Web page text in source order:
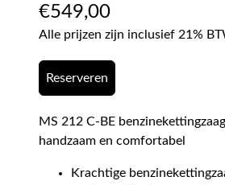
€549,00
Alle prijzen zijn inclusief 21%
Reserveren
MS 212 C-BE
handzaam en comfortabel
Krachtige